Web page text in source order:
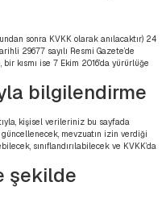
sonra KVKK olarak anılacaktır) 24
29677 sayılı Resmi Gazete’de
bir kısmı ise 7 Ekim 2016’da yürürlüğe
bilgilendirme
kişisel verileriniz bu sayfada
mevzuatın izin verdiği
sınıflandırılabilecek ve KVKK’da
şekilde